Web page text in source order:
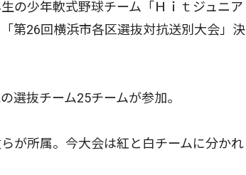
の少年軟式野球チーム「Ｈｉｔジュニア
第26回横浜市各区選抜対抗送別大会」決
抜チーム25チームが参加。
が所属。今大会は紅と白チームに分かれ